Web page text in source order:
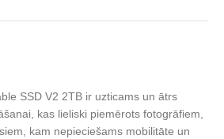
SSD V2 2TB ir uzticams un ātrs
kas lieliski piemērots fotogrāfiem,
kam nepieciešams mobilitāte un